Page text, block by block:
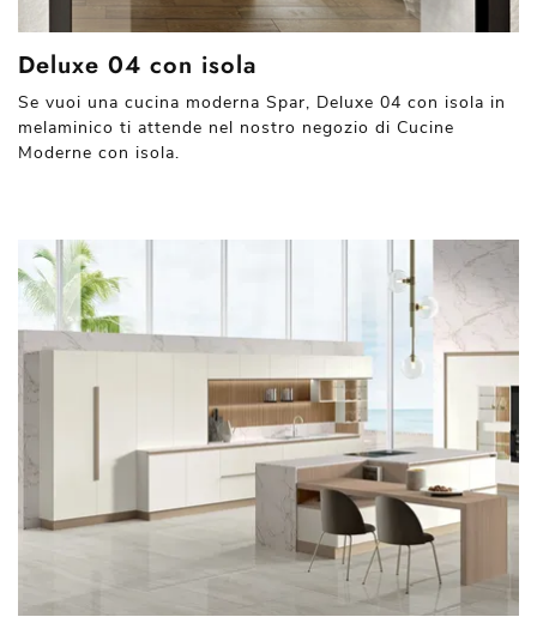
Deluxe 04 con isola
Se vuoi una cucina moderna Spar, Deluxe 04 con isola in
melaminico ti attende nel nostro negozio di Cucine
Moderne con isola.